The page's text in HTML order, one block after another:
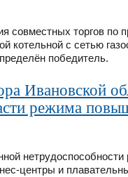
совместных торгов по
котельной с сетью
победитель.
Ивановской
режима
центры и